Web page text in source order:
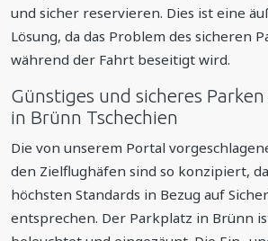
und sicher reservieren. Dies ist eine
Lösung, da das Problem des sicheren
während der Fahrt beseitigt wird.
Günstiges und sicheres
in Brünn Tschechien
Die von unserem Portal
den Zielflughäfen sind so konzipiert,
höchsten Standards in Bezug auf
entsprechen. Der Parkplatz in Brünn